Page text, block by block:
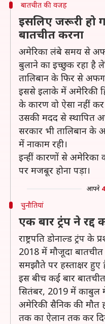
बातचीत की वजह
इसलिए जरूरी हो
बातचीत करना
अमेरिका लंबे समय से
बुलाने का इच्छुक रहा है
तालिबान के फिर से
इससे इलाके में अमेरिकी
के कारण वो ऐसा नहीं
उसकी मदद से स्थापित
सरकार भी तालिबान
में नाकाम रही।
इन्हीं कारणों से अमेरिका
पर मजबूर होना पड़ा।
आपने
चुनौतियां
एक बार ट्रंप ने रद्द
राष्ट्रपति डोनाल्ड ट्रंप
2018 में मौजूदा
समझौते पर हस्ताक्षर हुए
इस बीच कई बार
सितंबर, 2019 में
अमेरिकी सैनिक की मौत
तक का ऐलान तक कर